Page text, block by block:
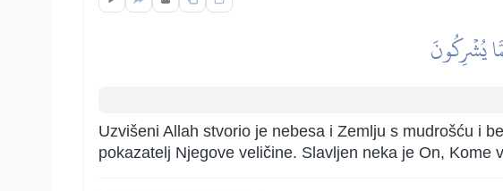
يُشۡرِكُونَ
Uzvišeni Allah stvorio je nebesa i Zemlju s mudrošću i
pokazatelj Njegove veličine. Slavljen neka je On, Kome